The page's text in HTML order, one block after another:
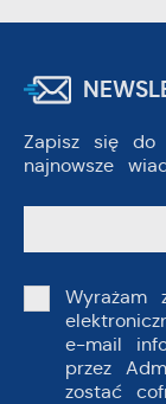
Zapisz się do
najnowsze
Wyrażam
e-mail
przez
zostać